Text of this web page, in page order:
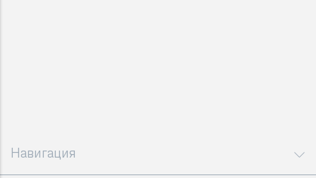
Навигация